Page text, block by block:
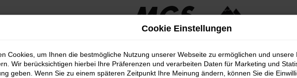
Cookie Einstellungen
Cookies, um Ihnen die bestmögliche Nutzung unserer Webseite zu ermöglichen und
Wir berücksichtigen hierbei Ihre Präferenzen und verarbeiten Daten für Marketing und
geben. Wenn Sie zu einem späteren Zeitpunkt Ihre Meinung ändern, können Sie die